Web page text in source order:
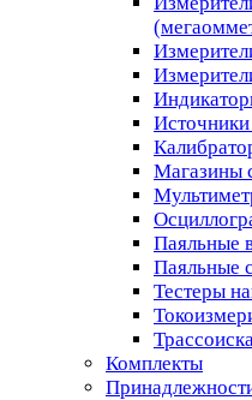
Магазины
Паяльные
Паяльные
Тестеры
Комплекты